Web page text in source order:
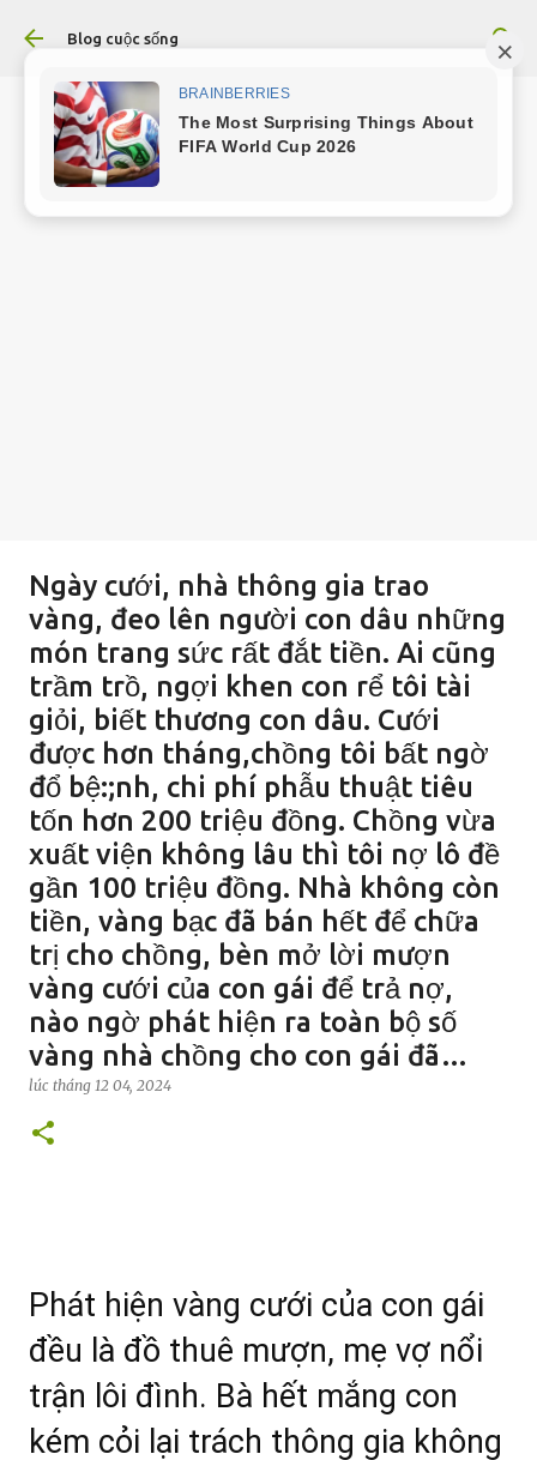
Chuyển đến nội dung chính
Blog cuộc sống
Ngày cưới, nhà thông gia trao
vàng, đeo lên người con dâu những
món trang sức rất đắt tiền. Ai cũng
trầm trồ, ngợi khen con rể tôi tài
giỏi, biết thương con dâu. Cưới
được hơn tháng,chồng tôi bất ngờ
đổ bệ:;nh, chi phí phẫu thuật tiêu
tốn hơn 200 triệu đồng. Chồng vừa
xuất viện không lâu thì tôi nợ lô đề
gần 100 triệu đồng. Nhà không còn
tiền, vàng bạc đã bán hết để chữa
trị cho chồng, bèn mở lời mượn
vàng cưới của con gái để trả nợ,
nào ngờ phát hiện ra toàn bộ số
vàng nhà chồng cho con gái đã…
lúc tháng 12 04, 2024
Phát hiện vàng cưới của con gái
đều là đồ thuê mượn, mẹ vợ nổi
trận lôi đình. Bà hết mắng con
kém cỏi lại trách thông gia không